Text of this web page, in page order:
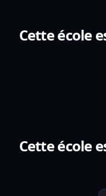
Cette école
Cette école